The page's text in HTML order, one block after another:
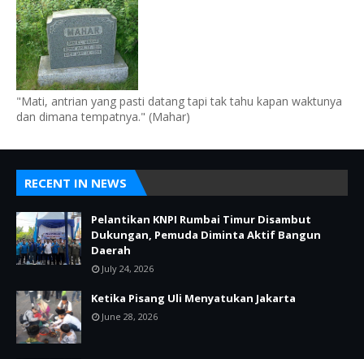
"Mati, antrian yang pasti datang tapi tak tahu kapan waktunya
dan dimana tempatnya." (Mahar)
RECENT IN NEWS
Pelantikan KNPI Rumbai Timur Disambut
Dukungan, Pemuda Diminta Aktif Bangun
Daerah
July 24, 2026
Ketika Pisang Uli Menyatukan Jakarta
June 28, 2026